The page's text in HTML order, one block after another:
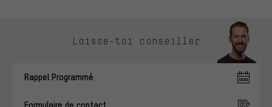
Laisse-toi conseiller
Rappel Programmé